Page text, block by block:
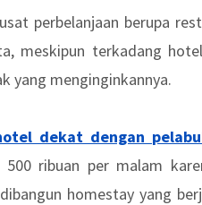
perbelanjaan berupa
meskipun terkadang
yang menginginkannya.
dekat dengan
ribuan per malam
homestay yang